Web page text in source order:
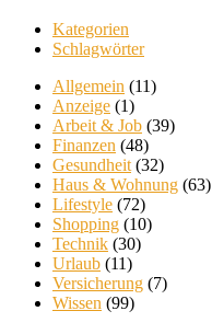
Kategorien
Schlagwörter
Allgemein (11)
Anzeige (1)
Arbeit & Job (39)
Finanzen (48)
Gesundheit (32)
Haus & Wohnung (63)
Lifestyle (72)
Shopping (10)
Technik (30)
Urlaub (11)
Versicherung (7)
Wissen (99)